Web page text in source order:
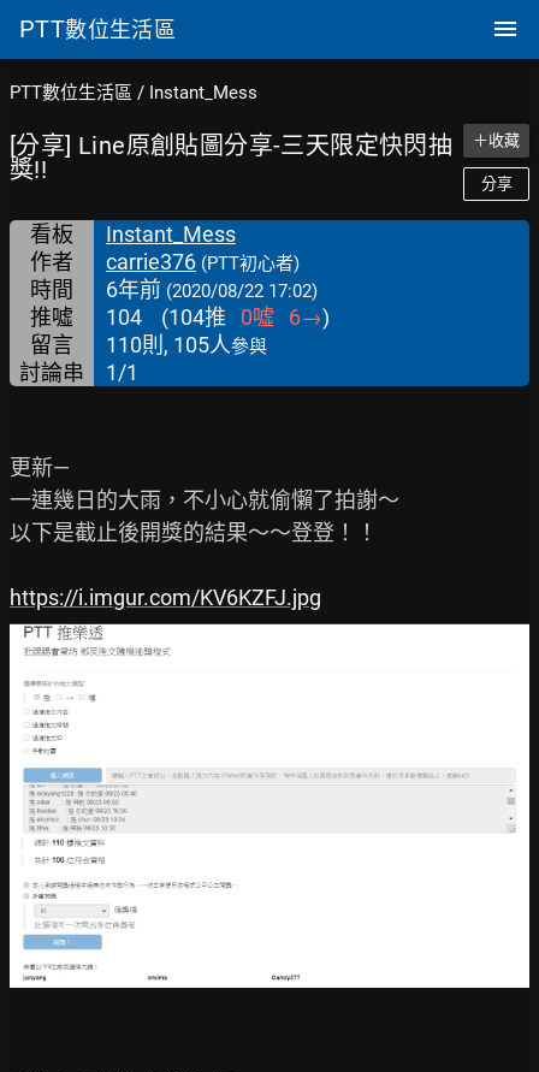
PTT數位生活區
PTT數位生活區 / Instant_Mess
[分享] Line原創貼圖分享-三天限定快閃抽
獎!!
＋收藏
分享
看板
Instant_Mess
作者
carrie376 (PTT初心者)
時間 6年前 (2020/08/22 17:02)
推噓 104 (104推 0噓 6→)
留言
110則, 105人參與
討論串 1/1
更新—
一連幾日的大雨，不小心就偷懶了拍謝～
以下是截止後開獎的結果～～登登！！
https://i.imgur.com/KV6KZFJ.jpg